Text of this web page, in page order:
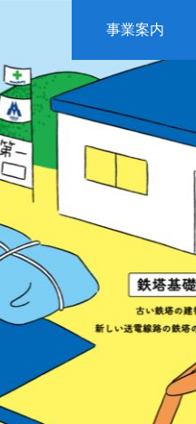
事業案内